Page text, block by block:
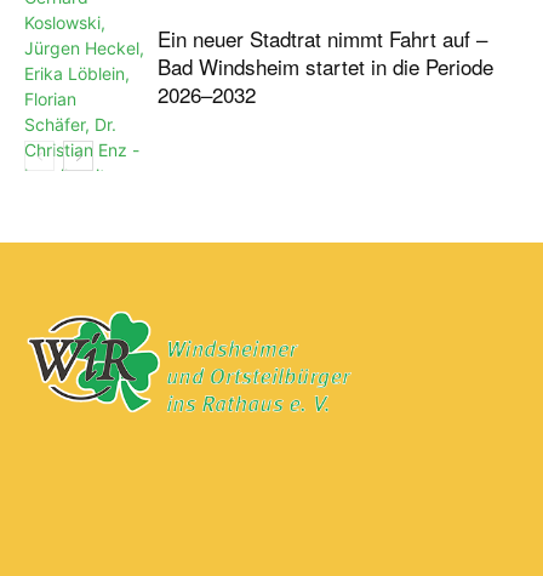
Ein neuer Stadtrat nimmt Fahrt auf –
Bad Windsheim startet in die Periode
2026–2032